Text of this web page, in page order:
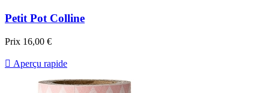
Petit Pot Colline
Prix 16,00 €
 Aperçu rapide